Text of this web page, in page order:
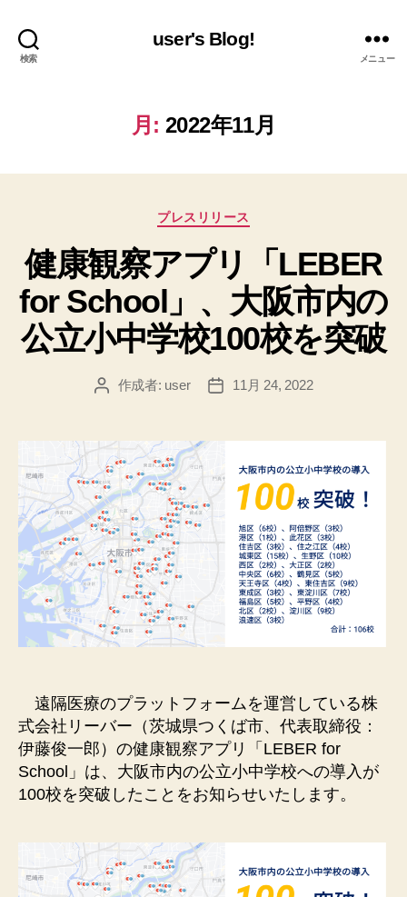
検索
user's Blog!
メニュー
月: 2022年11月
カ
ゴ
リ
プレスリリース
健康観察アプリ「LEBER
for School」、大阪市内の
公立小中学校100校を突破
投 作成者: user
投
11月 24, 2022
遠隔医療のプラットフォームを運営している株
式会社リーバー（茨城県つくば市、代表取締役：
伊藤俊一郎）の健康観察アプリ「LEBER for
School」は、大阪市内の公立小中学校への導入が
100校を突破したことをお知らせいたします。